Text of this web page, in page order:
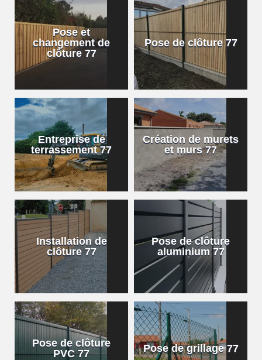
Pose et
changement de
clôture 77
Pose de clôture 77
Entreprise de
terrassement 77
Création de murets
et murs 77
Installation de
clôture 77
Pose de clôture
aluminium 77
Pose de clôture
PVC 77
Pose de grillage 77